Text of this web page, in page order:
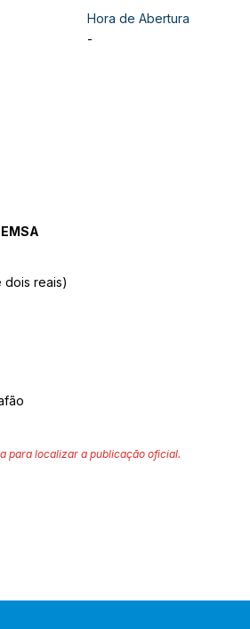
Hora de Abertura
-
dois reais)
para localizar a publicação oficial.